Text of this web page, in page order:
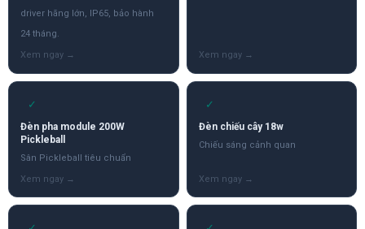
driver hãng lớn, IP65, bảo hành
24 tháng.
✓
Đèn pha module 200W
Pickleball
Sân Pickleball tiêu chuẩn
✓
Đèn chiếu cây 18w
Chiếu sáng cảnh quan